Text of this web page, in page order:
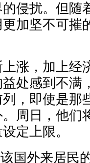
侵扰。但随
加坚不可摧
，加上经
处感到不满
，即使是那
周日，他们
定上限。
外来居民